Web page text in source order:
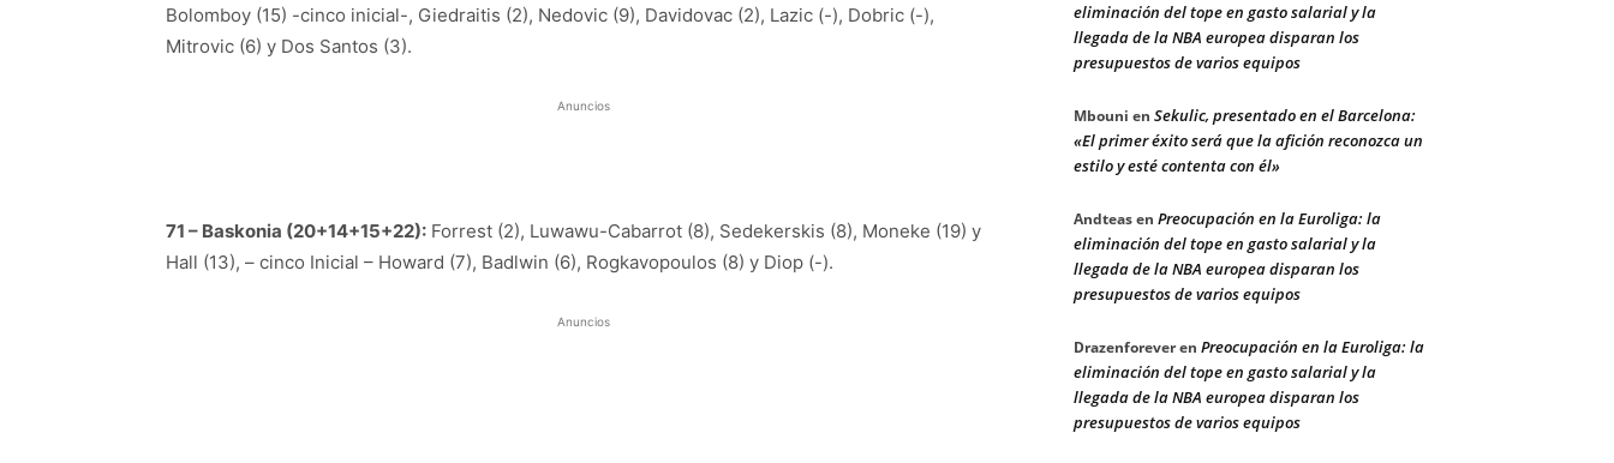
Bolomboy (15) -cinco inicial-, Giedraitis (2), Nedovic (9), Davidovac (2), Lazic (-), Dobric (-),
Mitrovic (6) y Dos Santos (3).
Anuncios
71 – Baskonia (20+14+15+22): Forrest (2), Luwawu-Cabarrot (8), Sedekerskis (8), Moneke (19) y
Hall (13), – cinco Inicial – Howard (7), Badlwin (6), Rogkavopoulos (8) y Diop (-).
Anuncios
eliminación del tope en gasto salarial y la
llegada de la NBA europea disparan los
presupuestos de varios equipos
Mbouni en Sekulic, presentado en el Barcelona:
«El primer éxito será que la afición reconozca un
estilo y esté contenta con él»
Andteasen Preocupación en la Euroliga: la
eliminación del tope en gasto salarial y la
llegada de la NBA europea disparan los
presupuestos de varios equipos
Drazenforeveren Preocupación en la Euroliga: la
eliminación del tope en gasto salarial y la
llegada de la NBA europea disparan los
presupuestos de varios equipos